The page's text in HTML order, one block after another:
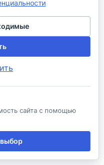
сайта с помощью